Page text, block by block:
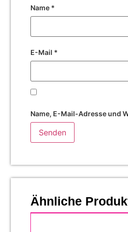
Name *
E-Mail *
Name, E-Mail-Adresse und
Ähnliche